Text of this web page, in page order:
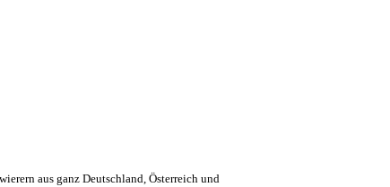
aus ganz Deutschland, Österreich und